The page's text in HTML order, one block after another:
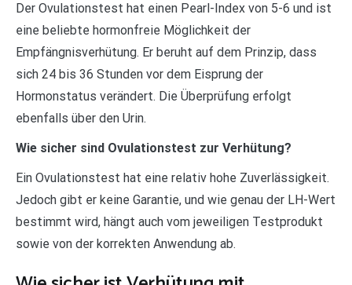
Der Ovulationstest hat einen Pearl-Index von 5-6 und ist
eine beliebte hormonfreie Möglichkeit der
Empfängnisverhütung. Er beruht auf dem Prinzip, dass
sich 24 bis 36 Stunden vor dem Eisprung der
Hormonstatus verändert. Die Überprüfung erfolgt
ebenfalls über den Urin.
Wie sicher sind Ovulationstest zur Verhütung?
Ein Ovulationstest hat eine relativ hohe Zuverlässigkeit.
Jedoch gibt er keine Garantie, und wie genau der LH-Wert
bestimmt wird, hängt auch vom jeweiligen Testprodukt
sowie von der korrekten Anwendung ab.